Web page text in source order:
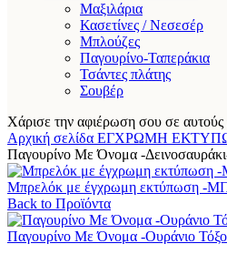
Μαξιλάρια
Κασετίνες / Νεσεσέρ
Μπλούζες
Παγουρίνο-Ταπεράκια
Τσάντες πλάτης
Σουβέρ
Χάρισε την αφιέρωση σου σε αυτούς
Αρχική σελίδα ΕΓΧΡΩΜΗ
Παγουρίνο Με Όνομα -
Μπρελόκ με έγχρωμη εκτύπωση
Back to Προϊόντα
Παγουρίνο Με Όνομα -Ουράνιο